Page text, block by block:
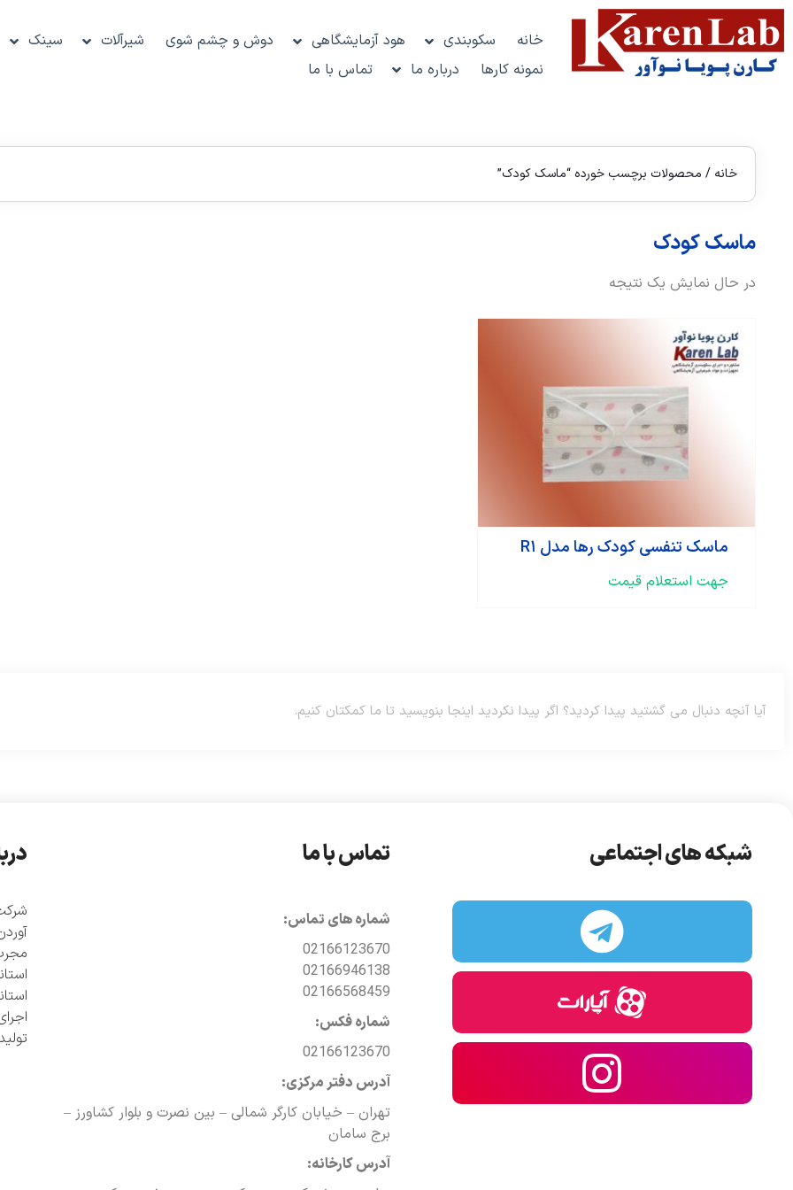
خانه سکوبندی هود آزمایشگاهی دوش و چشم شوی شیرآلات سینک
نمونه کارها
درباره ما تماس با ما
خانه / محصولات برچسب خورده “ماسک کودک”
ماسک کودک
در حال نمایش یک نتیجه
ماسک تنفسی کودک رها مدل R۱
جهت استعلام قیمت
شبکه های اجتماعی تماس با ما
شماره های تماس:
02166123670
02166946138
02166568459
شماره فکس:
02166123670
آدرس دفتر مرکزی:
تهران – خیابان کارگر شمالی – بین نصرت و بلوار کشاورز –
برج سامان
آدرس کارخانه: